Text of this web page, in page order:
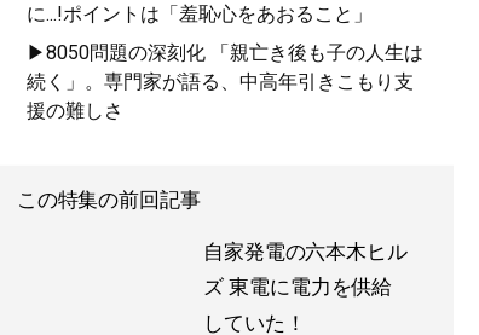
に...!ポイントは「羞恥心をあおること」
▶8050問題の深刻化 「親亡き後も子の人生は
続く」。専門家が語る、中高年引きこもり支
援の難しさ
この特集の前回記事
自家発電の六本木ヒル
ズ 東電に電力を供給
していた！